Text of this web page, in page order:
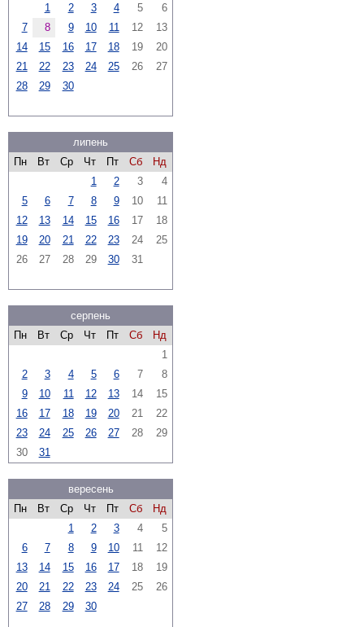
1
2 3 4 5
6
7
8 9 10 11 12
13
14
15 16 17 18 19
20
21
22 23 24 25 26
27
28
29 30
липень
Пн
Вт Ср Чт Пт Сб
Нд
1
2 3
4
5
6 7 8 9 10
11
12
13 14 15 16 17
18
19
20 21 22 23 24
25
26
27 28 29 30 31
серпень
Пн
Вт Ср Чт Пт Сб
Нд
1
2
3 4 5 6 7
8
9
10 11 12 13 14
15
16
17 18 19 20 21
22
23
24 25 26 27 28
29
30
31
вересень
Пн
Вт Ср Чт Пт Сб
Нд
1
2 3 4
5
6
7 8 9 10 11
12
13
14 15 16 17 18
19
20
21 22 23 24 25
26
27
28 29 30